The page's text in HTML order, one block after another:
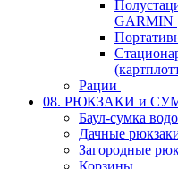
GARMIN
Рации
08. РЮКЗАКИ и
Баул-сумка
Дачные
Загородные
Корзины